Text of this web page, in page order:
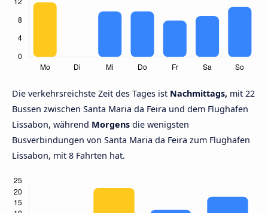
Die verkehrsreichste Zeit des Tages ist Nachmittags, mit 22
Bussen zwischen Santa Maria da Feira und dem Flughafen
Lissabon, während Morgens die wenigsten
Busverbindungen von Santa Maria da Feira zum Flughafen
Lissabon, mit 8 Fahrten hat.